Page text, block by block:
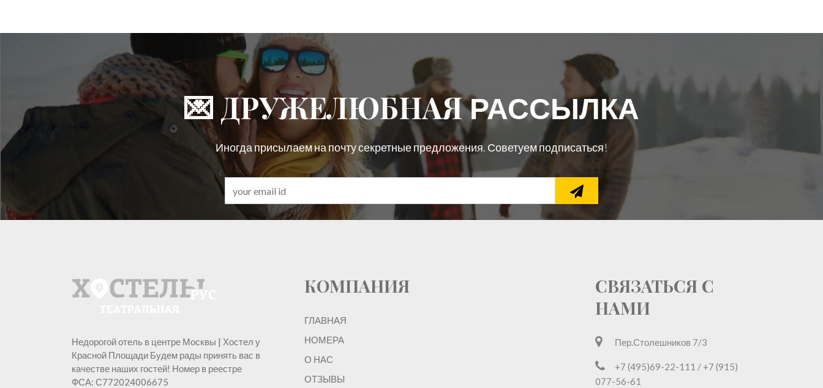
💌 ДРУЖЕЛЮБНАЯРАССЫЛКА
Иногда присылаем на почту секретные предложения. Советуем подписаться!
Недорогой отель в центре Москвы | Хостел у
Красной Площади Будем рады принять вас в
качестве наших гостей! Номер в реестре
ФСА: С772024006675
КОМПАНИЯ
ГЛАВНАЯ
НОМЕРА
О НАС
ОТЗЫВЫ
СВЯЗАТЬСЯ С
НАМИ
Пер.Столешников 7/3
+7 (495)69-22-111 / +7 (915)
077-56-61